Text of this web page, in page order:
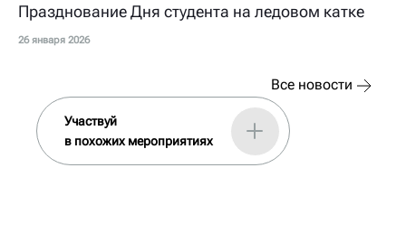
Празднование Дня студента на ледовом катке
26 января 2026
Все новости
Участвуй
в похожих мероприятиях